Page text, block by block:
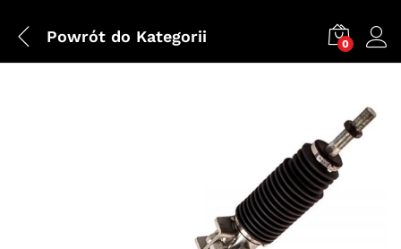
Powrót do Kategorii 0